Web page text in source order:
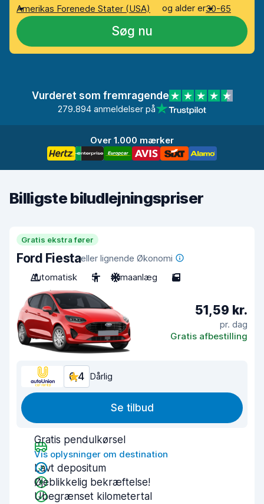
Amerikas Forenede Stater (USA)
og alder er30-65
Søg nu
Vurderet som fremragende
279.894 anmeldelser på
Over 1.000 mærker
Billigste biludlejningspriser
Gratis ekstra fører
Ford Fiestaeller lignende Økonomi
Automatisk
5 Klimaanlæg 5
51,59 kr.
pr. dag
Gratis afbestilling
6,4 Dårlig
Se tilbud
Gratis pendulkørsel
Vis oplysninger om destination
Lavt depositum
Øjeblikkelig bekræftelse!
Ubegrænset kilometertal